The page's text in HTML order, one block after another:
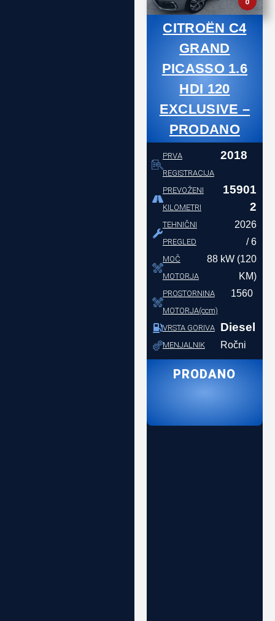
O
CITROËN C4
GRAND
PICASSO 1.6
HDI 120
EXCLUSIVE –
PRODANO
PRVA
REGISTRACIJA
2018
PREVOŽENI
KILOMETRI
15901
2
TEHNIČNI
PREGLED
2026
/ 6
MOČ
MOTORJA
88 kW (120
KM)
PROSTORNINA
MOTORJA(ccm)
1560
VRSTA GORIVA Diesel
MENJALNIK Ročni
PRODANO